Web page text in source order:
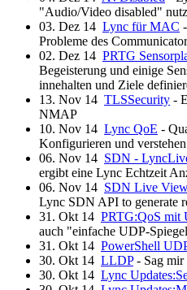
"Audio/Video disabled"
03. Dez 14 Lync für MAC
Probleme des
02. Dez 14 PRTG
Begeisterung und einige
innehalten und Ziele
13. Nov 14 TLSSecurity -
NMAP
10. Nov 14 Lync QoE -
Konfigurieren und verstehen
06. Nov 14 SDN -
ergibt eine Lync Echtzeit
06. Nov 14 SDN Live
Lync SDN API to generate
31. Okt 14 PRTG:QoS mit
auch "einfache UDP-
31. Okt 14 PowerShell
30. Okt 14 LLDP- Sag mir
30. Okt 14 Lync